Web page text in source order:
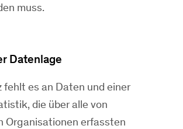
muss.
Datenlage
fehlt es an Daten und einer
die über alle von
Organisationen erfassten